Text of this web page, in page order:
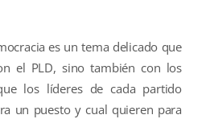
es un tema delicado que
el PLD, sino también con los
los líderes de cada partido
un puesto y cual quieren para